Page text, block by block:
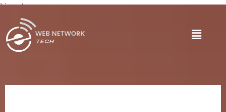
Lire plus